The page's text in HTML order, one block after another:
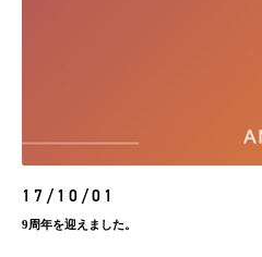
17/10/01
9周年を迎えました。